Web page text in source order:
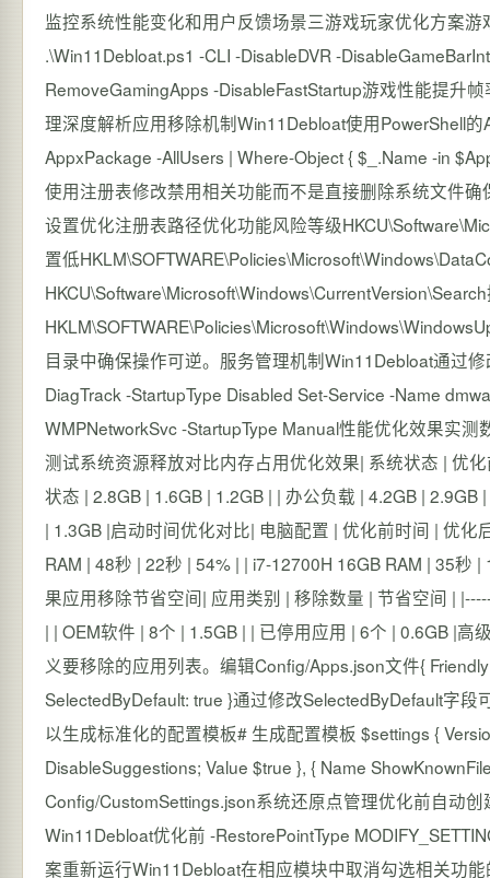
监控系统性能变化和用户反馈场景三游戏玩家优化方案
.\Win11Debloat.ps1 -CLI -DisableDVR -
RemoveGamingApps -DisableFastStartup游戏性能提升
理深度解析应用移除机制Win11Debloat使用PowerShell
AppxPackage -AllUsers | Where-Object { $_.Name -in
使用注册表修改禁用相关功能而不是直接删除系统文件
设置优化注册表路径优化功能风险等级
置低
目录中确保操作可逆。服务管理机制Win11Debloat通过
DiagTrack -StartupType Disabled Set-Service -Name
WMPNetworkSvc -StartupType Manual性能优化效果实
测试系统资源释放对比内存占用优化效果| 系统状态 | 优
状态 | 2.8GB | 1.6GB | 1.2GB | | 办公负载 | 4.2GB |
| 1.3GB |启动时间优化对比| 电脑配置 | 优化前时间 | 优化
RAM | 48秒 | 22秒 | 54% | | i7-12700H 16GB RAM | 35秒
果应用移除节省空间| 应用类别 | 移除数量 | 节省空间 |
| | OEM软件 | 8个 | 1.5GB | | 已停用应用 | 6个 | 0.6GB |
义要移除的应用列表。编辑Config/Apps.json文件{
SelectedByDefault: true }通过修改SelectedByDefault字
以生成标准化的配置模板# 生成配置模板 $settings {
DisableSuggestions; Value $true }, { Name
Config/CustomSettings.json系统还原点管理优化前自动
Win11Debloat优化前 -RestorePointType
案重新运行Win11Debloat在相应模块中取消勾选相关功